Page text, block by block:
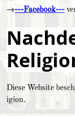
→---Facebook---
Diese Web­site
i­gi­on.